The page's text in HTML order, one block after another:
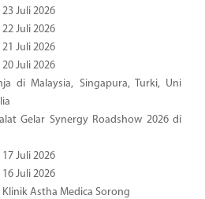
Juli 2026
Juli 2026
Juli 2026
Juli 2026
di Malaysia, Singapura, Turki, Uni
Gelar Synergy Roadshow 2026 di
Juli 2026
Juli 2026
Astha Medica Sorong